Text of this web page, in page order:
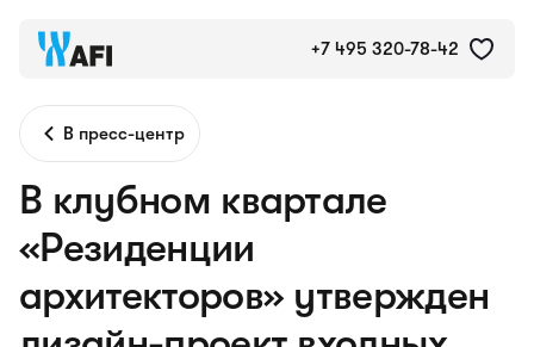
+7 495 320-78-42
В пресс-центр
В клубном квартале
«Резиденции
архитекторов» утвержден